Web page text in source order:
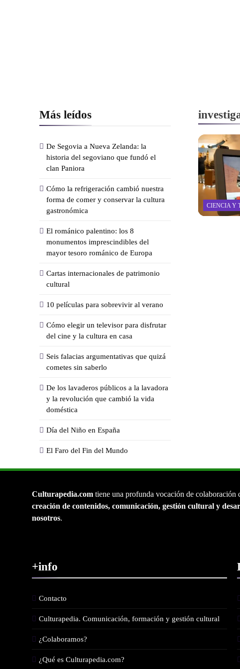
Más leídos
De Segovia a Nueva Zelanda: la
historia del segoviano que fundó el
clan Paniora
Cómo la refrigeración cambió nuestra
forma de comer y conservar la cultura
gastronómica
El románico palentino: los 8
monumentos imprescindibles del
mayor tesoro románico de Europa
Cartas internacionales de patrimonio
cultural
10 películas para sobrevivir al verano
Cómo elegir un televisor para disfrutar
del cine y la cultura en casa
Seis falacias argumentativas que quizá
cometes sin saberlo
De los lavaderos públicos a la lavadora
y la revolución que cambió la vida
doméstica
Día del Niño en España
El Faro del Fin del Mundo
CIENCIA Y
Culturapedia.com tiene una profunda vocación de colaboración
creación de contenidos, comunicación, gestión cultural y
nosotros.
+info
Contacto
Culturapedia. Comunicación, formación y gestión cultural
¿Colaboramos?
¿Qué es Culturapedia.com?